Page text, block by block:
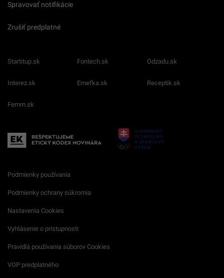
Spravovať notifikácie
Zrušiť predplatné
Startitup.sk Fontech.sk Odzadu.sk
Interez.sk Emefka.sk Receptik.sk
Femm.sk
Podmienky používania
Podmienky ochrany súkromia
Nastavenia Cookies
Vyhlásenie o prístupnosti
Pravidlá používania súborov Cookies
VOP predplatného